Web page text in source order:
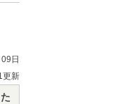
日
更新